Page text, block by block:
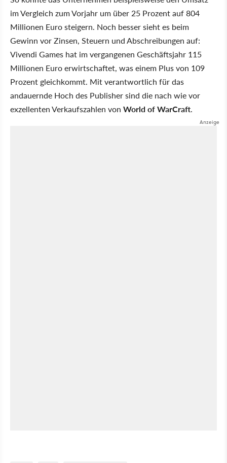
im Vergleich zum Vorjahr um über 25 Prozent auf 804
Millionen Euro steigern. Noch besser sieht es beim
Gewinn vor Zinsen, Steuern und Abschreibungen auf:
Vivendi Games hat im vergangenen Geschäftsjahr 115
Millionen Euro erwirtschaftet, was einem Plus von 109
Prozent gleichkommt. Mit verantwortlich für das
andauernde Hoch des Publisher sind die nach wie vor
exzellenten Verkaufszahlen von World of WarCraft.